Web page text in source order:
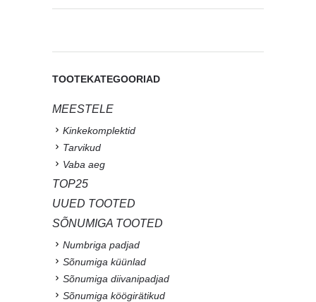
TOOTEKATEGOORIAD
MEESTELE
Kinkekomplektid
Tarvikud
Vaba aeg
TOP25
UUED TOOTED
SÕNUMIGA TOOTED
Numbriga padjad
Sõnumiga küünlad
Sõnumiga diivanipadjad
Sõnumiga köögirätikud